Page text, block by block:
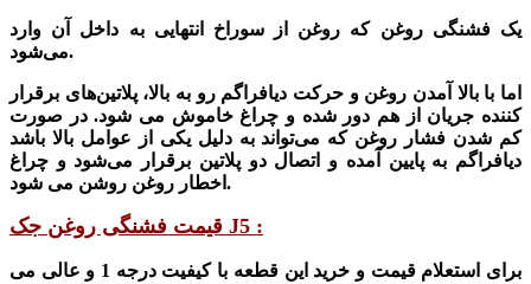
یک فشنگی روغن که روغن از سوراخ انتهایی به داخل آن وارد
می‌شود.
اما با بالا آمدن روغن و حرکت دیافراگم رو به بالا، پلاتین‌های برقرار
کننده جریان از هم دور شده و چراغ خاموش می شود. در صورت
کم شدن فشار روغن که می‌تواند به دلیل یکی از عوامل بالا باشد
دیافراگم به پایین آمده و اتصال دو پلاتین برقرار می‌شود و چراغ
اخطار روغن روشن می شود.
قیمت فشنگی روغن جک J5 :
برای استعلام قیمت و خرید این قطعه با کیفیت درجه 1 و عالی می